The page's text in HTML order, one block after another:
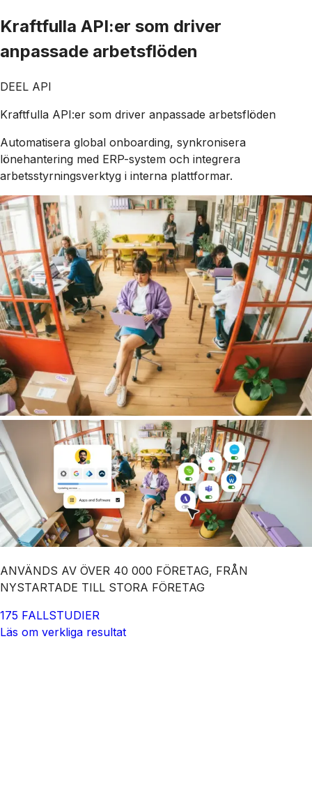
Kraftfulla API:er som driver
anpassade arbetsflöden
DEEL API
Kraftfulla API:er som driver anpassade arbetsflöden
Automatisera global onboarding, synkronisera
lönehantering med ERP-system och integrera
arbetsstyrningsverktyg i interna plattformar.
ANVÄNDS AV ÖVER 40 000 FÖRETAG, FRÅN
NYSTARTADE TILL STORA FÖRETAG
175 FALLSTUDIER
Läs om verkliga resultat